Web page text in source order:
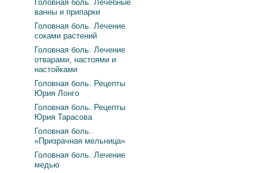
Головная боль. Лечебные
ванны и припарки
Головная боль. Лечение
соками растений
Головная боль. Лечение
отварами, настоями и
настойками
Головная боль. Рецепты
Юрия Лонго
Головная боль. Рецепты
Юрия Тарасова
Головная боль.
«Призрачная мельница»
Головная боль. Лечение
медью